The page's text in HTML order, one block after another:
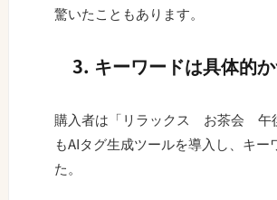
驚いたこともあります。
3. キーワードは具体的
購入者は「リラックス お茶会 午
もAIタグ生成ツールを導入し、キ
た。